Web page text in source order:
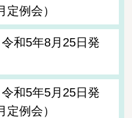
例会）
和5年8月25日発
和5年5月25日発
例会）